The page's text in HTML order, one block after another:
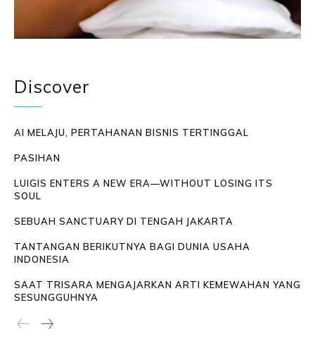
Discover
AI MELAJU, PERTAHANAN BISNIS TERTINGGAL
PASIHAN
LUIGIS ENTERS A NEW ERA—WITHOUT LOSING ITS
SOUL
SEBUAH SANCTUARY DI TENGAH JAKARTA
TANTANGAN BERIKUTNYA BAGI DUNIA USAHA
INDONESIA
SAAT TRISARA MENGAJARKAN ARTI KEMEWAHAN YANG
SESUNGGUHNYA